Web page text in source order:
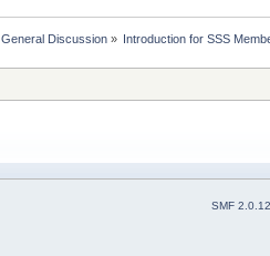
General Discussion» Introduction for SSS
SMF 2.0.12